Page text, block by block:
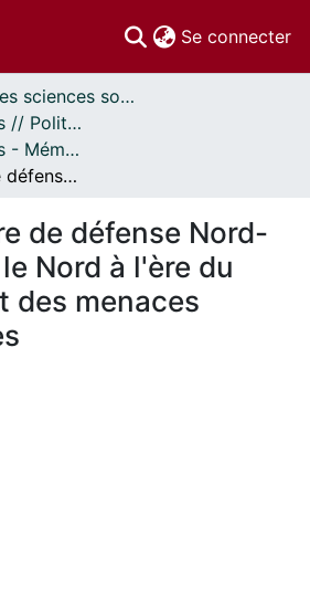
Se connecter
Faculté des sciences sociales // Faculty of Social Sciences
Études politiques // Political Studies
Études politiques - Mémoires // Political Studies - Research Papers
L'architecture de défense Nord-Américaine: le Nord à l'ère du terrorisme et des menaces asymétriques
de défense Nord-
Nord à l'ère du
des menaces